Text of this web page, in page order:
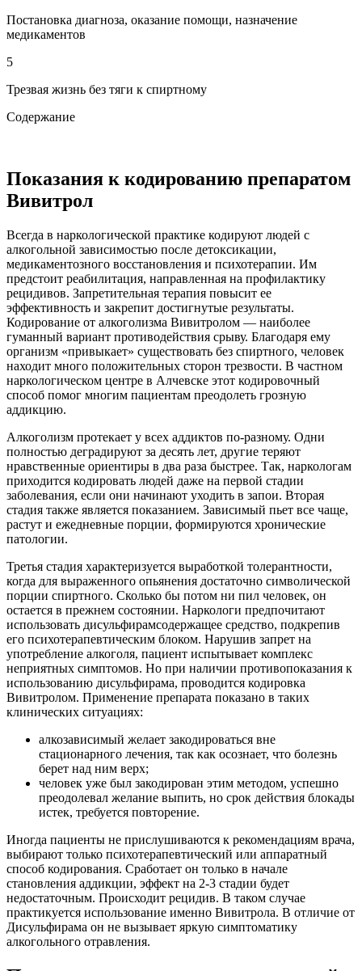
Постановка диагноза, оказание помощи, назначение
медикаментов
5
Трезвая жизнь без тяги к спиртному
Содержание
Показания к кодированию препаратом
Вивитрол
Всегда в наркологической практике кодируют людей с
алкогольной зависимостью после детоксикации,
медикаментозного восстановления и психотерапии. Им
предстоит реабилитация, направленная на профилактику
рецидивов. Запретительная терапия повысит ее
эффективность и закрепит достигнутые результаты.
Кодирование от алкоголизма Вивитролом — наиболее
гуманный вариант противодействия срыву. Благодаря ему
организм «привыкает» существовать без спиртного, человек
находит много положительных сторон трезвости. В частном
наркологическом центре в Алчевске этот кодировочный
способ помог многим пациентам преодолеть грозную
аддикцию.
Алкоголизм протекает у всех аддиктов по-разному. Одни
полностью деградируют за десять лет, другие теряют
нравственные ориентиры в два раза быстрее. Так, наркологам
приходится кодировать людей даже на первой стадии
заболевания, если они начинают уходить в запои. Вторая
стадия также является показанием. Зависимый пьет все чаще,
растут и ежедневные порции, формируются хронические
патологии.
Третья стадия характеризуется выработкой толерантности,
когда для выраженного опьянения достаточно символической
порции спиртного. Сколько бы потом ни пил человек, он
остается в прежнем состоянии. Наркологи предпочитают
использовать дисульфирамсодержащее средство, подкрепив
его психотерапевтическим блоком. Нарушив запрет на
употребление алкоголя, пациент испытывает комплекс
неприятных симптомов. Но при наличии противопоказания к
использованию дисульфирама, проводится кодировка
Вивитролом. Применение препарата показано в таких
клинических ситуациях:
алкозависимый желает закодироваться вне
стационарного лечения, так как осознает, что болезнь
берет над ним верх;
человек уже был закодирован этим методом, успешно
преодолевал желание выпить, но срок действия блокады
истек, требуется повторение.
Иногда пациенты не прислушиваются к рекомендациям врача,
выбирают только психотерапевтический или аппаратный
способ кодирования. Сработает он только в начале
становления аддикции, эффект на 2-3 стадии будет
недостаточным. Происходит рецидив. В таком случае
практикуется использование именно Вивитрола. В отличие от
Дисульфирама он не вызывает яркую симптоматику
алкогольного отравления.